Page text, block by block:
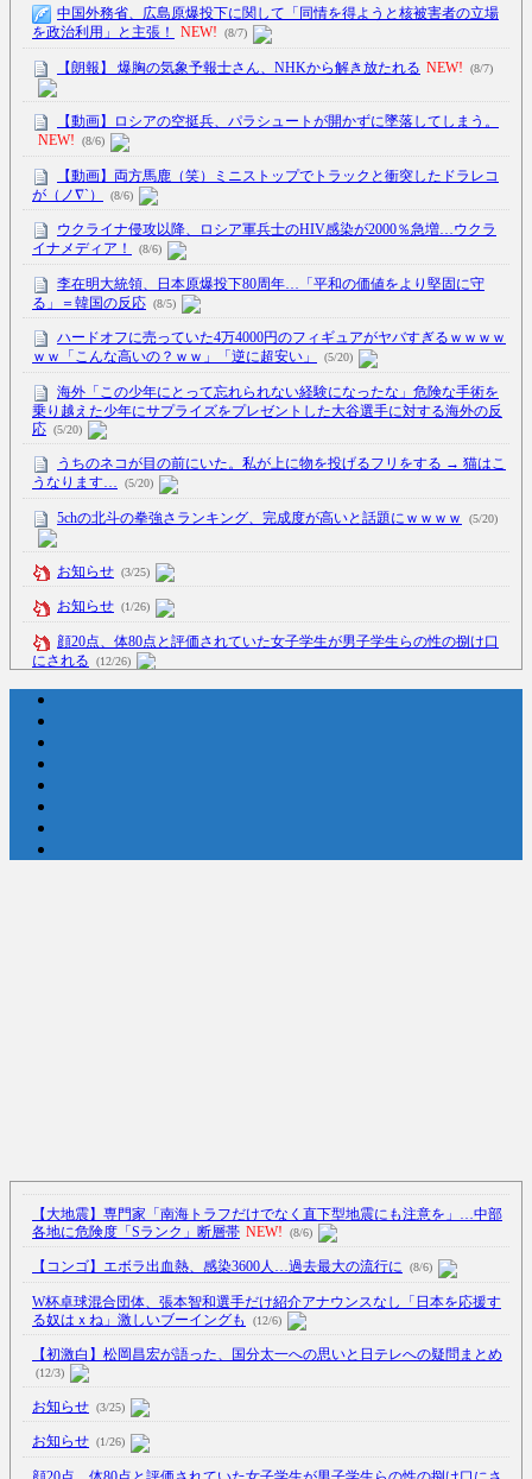
中国外務省、広島原爆投下に関して「同情を得ようと核被害者の立場
を政治利用」と主張！
NEW! (8/7)
【朗報】 爆胸の気象予報士さん、NHKから解き放たれる NEW! (8/7)
【動画】ロシアの空挺兵、パラシュートが開かずに墜落してしまう。
NEW!
(8/6)
【動画】両方馬鹿（笑）ミニストップでトラックと衝突したドラレコ
が（ノ∇`）
(8/6)
ウクライナ侵攻以降、ロシア軍兵士のHIV感染が2000％急増…ウクラ
イナメディア！
(8/6)
李在明大統領、日本原爆投下80周年…「平和の価値をより堅固に守
る」＝韓国の反応 (8/5)
ハードオフに売っていた4万4000円のフィギュアがヤバすぎるｗｗｗｗ
ｗｗ「こんな高いの？ｗｗ」「逆に超安い」
(5/20)
海外「この少年にとって忘れられない経験になったな」危険な手術を
乗り越えた少年にサプライズをプレゼントした大谷選手に対する海外の反
応 (5/20)
うちのネコが目の前にいた。私が上に物を投げるフリをする → 猫はこ
うなります…
(5/20)
5chの北斗の拳強さランキング、完成度が高いと話題にｗｗｗｗ (5/20)
お知らせ (3/25)
お知らせ (1/26)
顔20点、体80点と評価されていた女子学生が男子学生らの性の捌け口
にされる
(12/26)
Powered by livedoor 相互RSS
【大地震】専門家「南海トラフだけでなく直下型地震にも注意を」…中部
各地に危険度「Sランク」断層帯 NEW! (8/6)
【コンゴ】エボラ出血熱、感染3600人…過去最大の流行に (8/6)
W杯卓球混合団体、張本智和選手だけ紹介アナウンスなし「日本を応援す
る奴はｘね」激しいブーイングも
(12/6)
【初激白】松岡昌宏が語った、国分太一への思いと日テレへの疑問まとめ
(12/3)
お知らせ (3/25)
お知らせ (1/26)